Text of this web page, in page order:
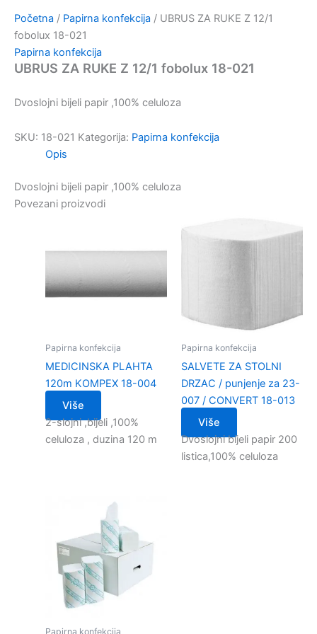
Početna / Papirna konfekcija / UBRUS ZA RUKE Z 12/1
fobolux 18-021
Papirna konfekcija
UBRUS ZA RUKE Z 12/1 fobolux 18-021
Dvoslojni bijeli papir ,100% celuloza
SKU: 18-021 Kategorija: Papirna konfekcija
Opis
Dvoslojni bijeli papir ,100% celuloza
Povezani proizvodi
Papirna konfekcija
MEDICINSKA PLAHTA
120m KOMPEX 18-004
Više
2-slojni ,bijeli ,100%
celuloza , duzina 120 m
Papirna konfekcija
SALVETE ZA STOLNI
DRZAC / punjenje za 23-
007 / CONVERT 18-013
Više
Dvoslojni bijeli papir 200
listica,100% celuloza
Papirna konfekcija